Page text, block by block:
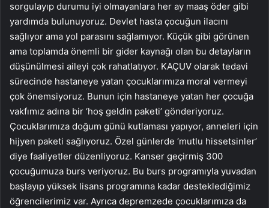
sorgulayıp durumu iyi olmayanlara her ay maaş öder gibi
yardımda bulunuyoruz. Devlet hasta çocuğun ilacını
sağlıyor ama yol parasını sağlamıyor. Küçük gibi görünen
ama toplamda önemli bir gider kaynağı olan bu detayların
düşünülmesi aileyi çok rahatlatıyor. KAÇUV olarak tedavi
sürecinde hastaneye yatan çocuklarımıza moral vermeyi
çok önemsiyoruz. Bunun için hastaneye yatan her çocuğa
vakfımız adına bir ‘hoş geldin paketi’ gönderiyoruz.
Çocuklarımıza doğum günü kutlaması yapıyor, anneleri için
hijyen paketi sağlıyoruz. Özel günlerde ‘mutlu hissetsinler’
diye faaliyetler düzenliyoruz. Kanser geçirmiş 300
çocuğumuza burs veriyoruz. Bu burs programıyla yuvadan
başlayıp yüksek lisans programına kadar desteklediğimiz
öğrencilerimiz var. Ayrıca depremzede çocuklarımıza da